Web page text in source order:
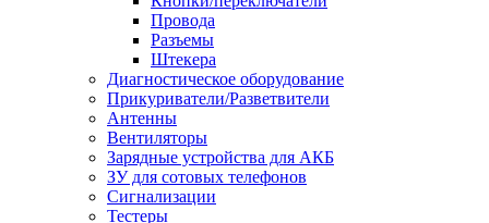
Провода
Разъемы
Штекера
Диагностическое оборудование
Прикуриватели/Разветвители
Антенны
Вентиляторы
Зарядные устройства для АКБ
ЗУ для сотовых телефонов
Сигнализации
Тестеры